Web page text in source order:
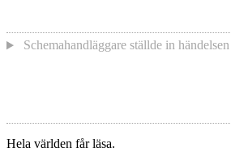
Schemahandläggare ställde in händelsen
Hela världen får läsa.